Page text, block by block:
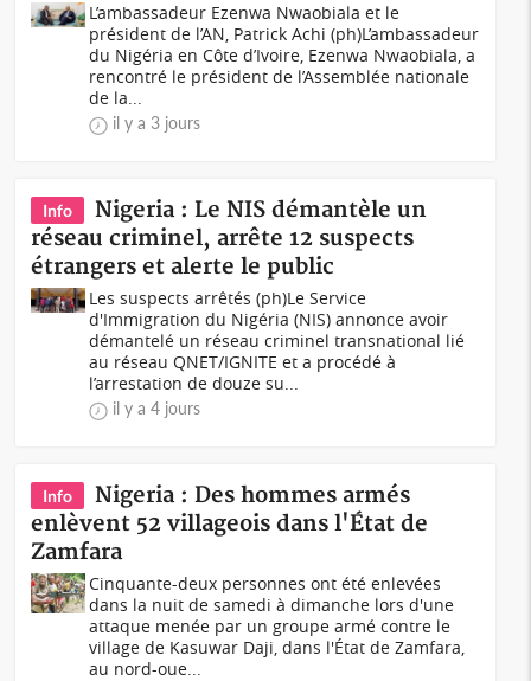
L’ambassadeur Ezenwa Nwaobiala et le
président de l’AN, Patrick Achi (ph)L’ambassadeur
du Nigéria en Côte d’Ivoire, Ezenwa Nwaobiala, a
rencontré le président de l’Assemblée nationale
de la...
il y a 3 jours
Info
Nigeria : Le NIS démantèle un
réseau criminel, arrête 12 suspects
étrangers et alerte le public
Les suspects arrêtés (ph)Le Service
d'Immigration du Nigéria (NIS) annonce avoir
démantelé un réseau criminel transnational lié
au réseau QNET/IGNITE et a procédé à
l’arrestation de douze su...
il y a 4 jours
Info
Nigeria : Des hommes armés
enlèvent 52 villageois dans l'État de
Zamfara
Cinquante-deux personnes ont été enlevées
dans la nuit de samedi à dimanche lors d'une
attaque menée par un groupe armé contre le
village de Kasuwar Daji, dans l'État de Zamfara,
au nord-oue...